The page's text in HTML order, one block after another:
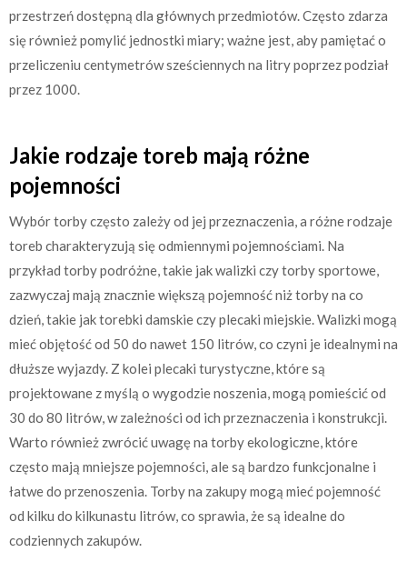
przestrzeń dostępną dla głównych przedmiotów. Często zdarza
się również pomylić jednostki miary; ważne jest, aby pamiętać o
przeliczeniu centymetrów sześciennych na litry poprzez podział
przez 1000.
Jakie rodzaje toreb mają różne
pojemności
Wybór torby często zależy od jej przeznaczenia, a różne rodzaje
toreb charakteryzują się odmiennymi pojemnościami. Na
przykład torby podróżne, takie jak walizki czy torby sportowe,
zazwyczaj mają znacznie większą pojemność niż torby na co
dzień, takie jak torebki damskie czy plecaki miejskie. Walizki mogą
mieć objętość od 50 do nawet 150 litrów, co czyni je idealnymi na
dłuższe wyjazdy. Z kolei plecaki turystyczne, które są
projektowane z myślą o wygodzie noszenia, mogą pomieścić od
30 do 80 litrów, w zależności od ich przeznaczenia i konstrukcji.
Warto również zwrócić uwagę na torby ekologiczne, które
często mają mniejsze pojemności, ale są bardzo funkcjonalne i
łatwe do przenoszenia. Torby na zakupy mogą mieć pojemność
od kilku do kilkunastu litrów, co sprawia, że są idealne do
codziennych zakupów.